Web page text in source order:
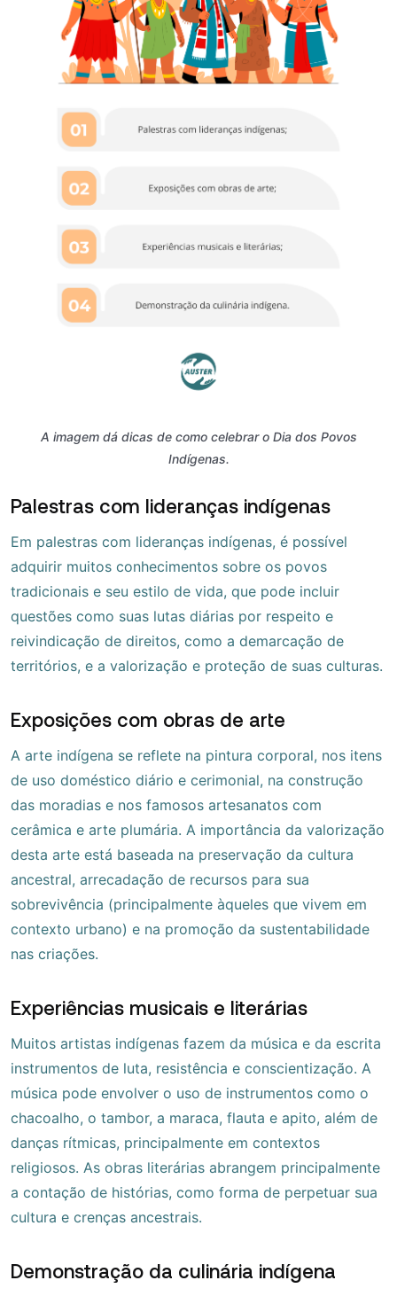
A imagem dá dicas de como celebrar o Dia dos Povos
Indígenas.
Palestras com lideranças indígenas
Em palestras com lideranças indígenas, é possível
adquirir muitos conhecimentos sobre os povos
tradicionais e seu estilo de vida, que pode incluir
questões como suas lutas diárias por respeito e
reivindicação de direitos, como a demarcação de
territórios, e a valorização e proteção de suas culturas.
Exposições com obras de arte
A arte indígena se reflete na pintura corporal, nos itens
de uso doméstico diário e cerimonial, na construção
das moradias e nos famosos artesanatos com
cerâmica e arte plumária. A importância da valorização
desta arte está baseada na preservação da cultura
ancestral, arrecadação de recursos para sua
sobrevivência (principalmente àqueles que vivem em
contexto urbano) e na promoção da sustentabilidade
nas criações.
Experiências musicais e literárias
Muitos artistas indígenas fazem da música e da escrita
instrumentos de luta, resistência e conscientização. A
música pode envolver o uso de instrumentos como o
chacoalho, o tambor, a maraca, flauta e apito, além de
danças rítmicas, principalmente em contextos
religiosos. As obras literárias abrangem principalmente
a contação de histórias, como forma de perpetuar sua
cultura e crenças ancestrais.
Demonstração da culinária indígena